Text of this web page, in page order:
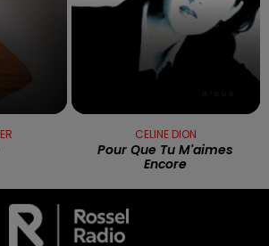
CELINE DION
Pour Que Tu M'aimes
Encore